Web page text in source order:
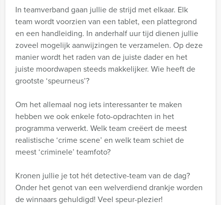
In teamverband gaan jullie de strijd met elkaar. Elk
team wordt voorzien van een tablet, een plattegrond
en een handleiding. In anderhalf uur tijd dienen jullie
zoveel mogelijk aanwijzingen te verzamelen. Op deze
manier wordt het raden van de juiste dader en het
juiste moordwapen steeds makkelijker. Wie heeft de
grootste ‘speurneus’?
Om het allemaal nog iets interessanter te maken
hebben we ook enkele foto-opdrachten in het
programma verwerkt. Welk team creëert de meest
realistische ‘crime scene’ en welk team schiet de
meest ‘criminele’ teamfoto?
Kronen jullie je tot hét detective-team van de dag?
Onder het genot van een welverdiend drankje worden
de winnaars gehuldigd! Veel speur-plezier!